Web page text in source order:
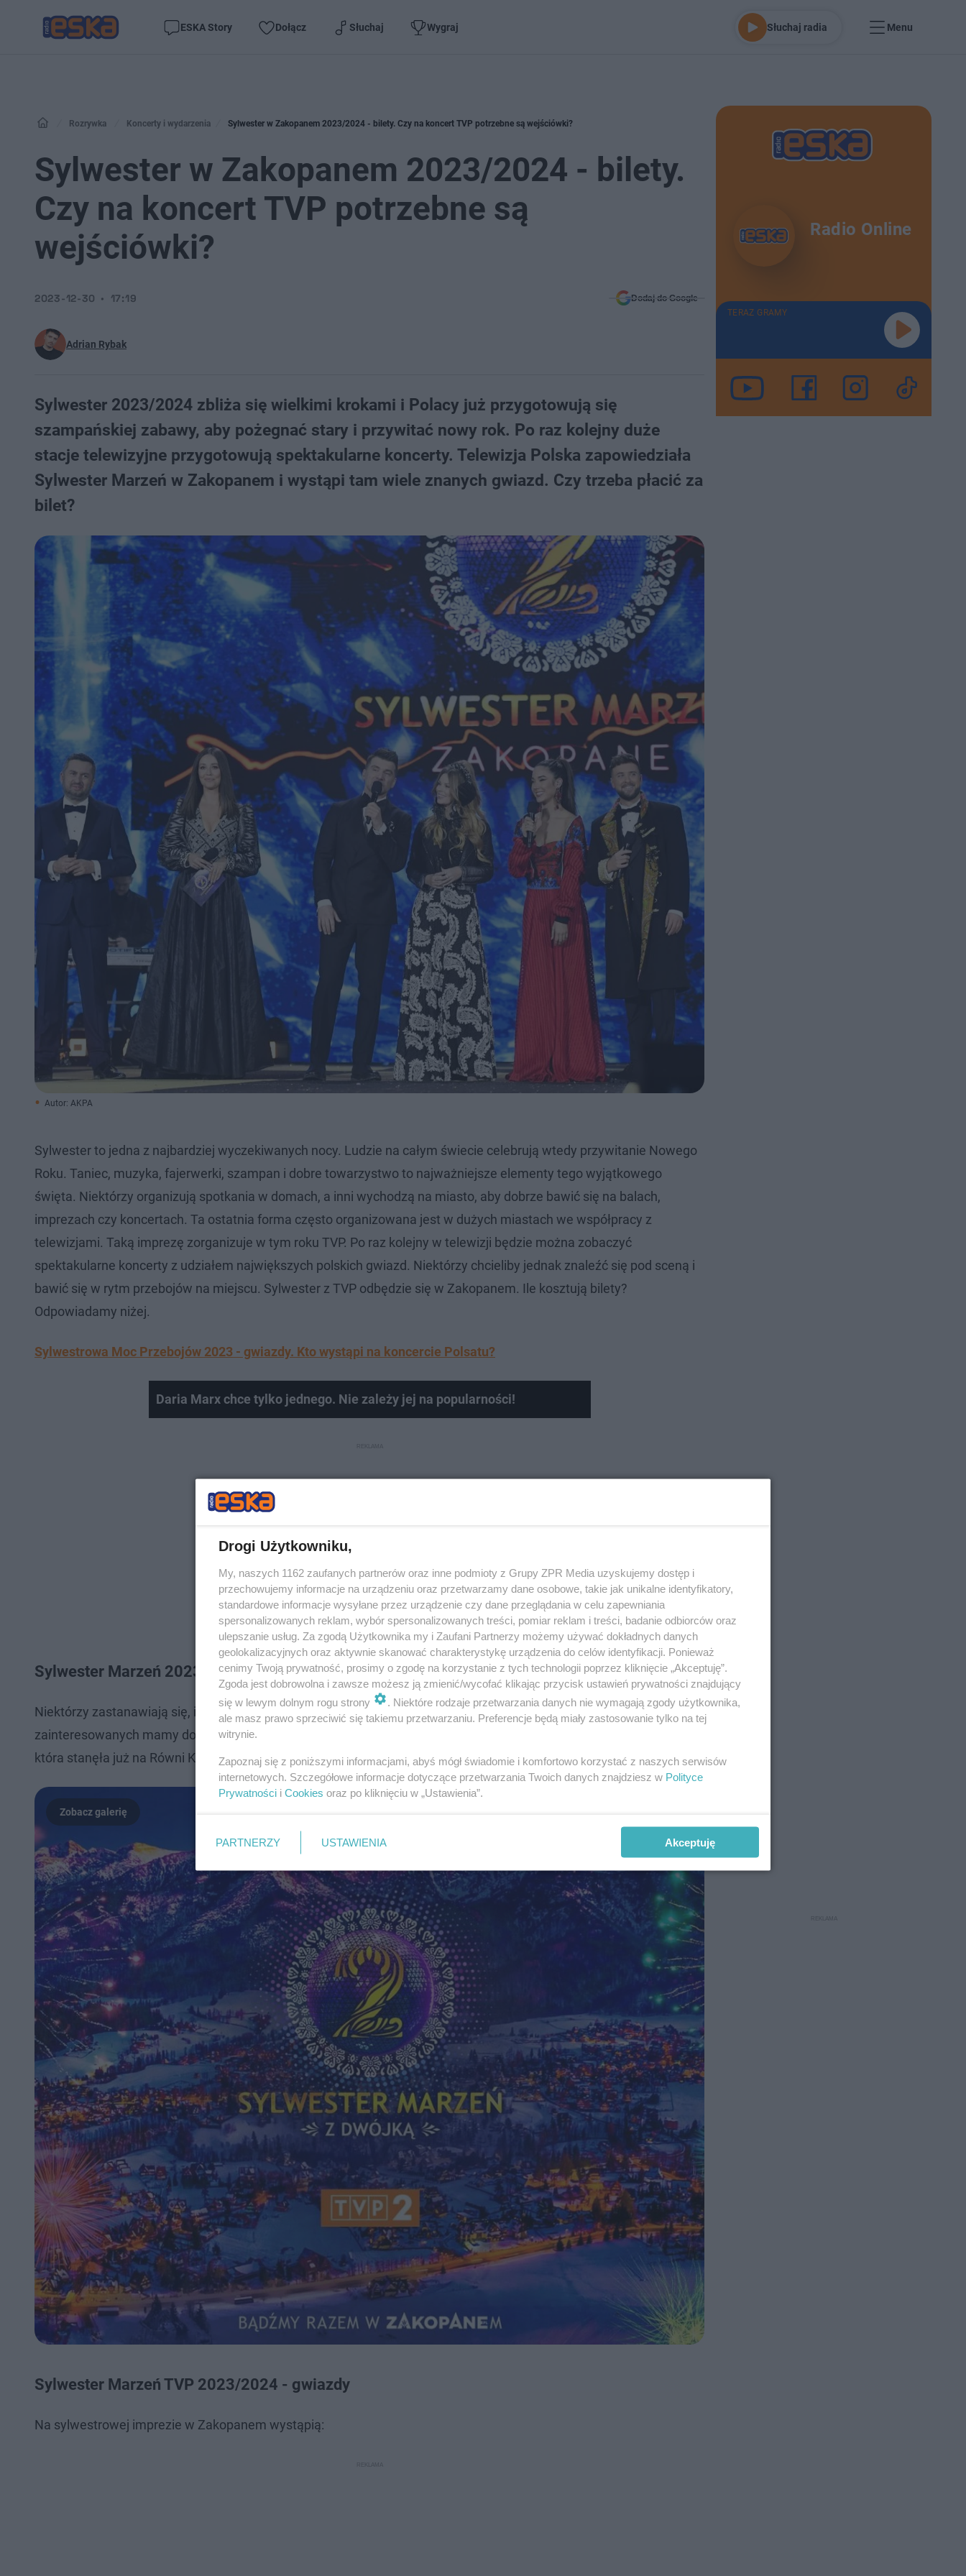
ESKA Story Dołącz Słuchaj Wygraj Słuchaj radia Menu
Rozrywka Koncerty i wydarzenia Sylwester w Zakopanem 2023/2024 - bilety. Czy na koncert TVP potrzebne są wejściówki?
Sylwester w Zakopanem 2023/2024 - bilety.
Czy na koncert TVP potrzebne są
wejściówki?
Adrian Rybak
2023-12-30 17:19 Dodaj do Google
Sylwester 2023/2024 zbliża się wielkimi krokami i Polacy już przygotowują się
szampańskiej zabawy, aby pożegnać stary i przywitać nowy rok. Po raz kolejny duże
stacje telewizyjne przygotowują spektakularne koncerty. Telewizja Polska zapowiedziała
Sylwester Marzeń w Zakopanem i wystąpi tam wiele znanych gwiazd. Czy trzeba płacić za
bilet?
Autor: AKPA
Sylwester to jedna z najbardziej wyczekiwanych nocy. Ludzie na całym świecie celebrują wtedy przywitanie Nowego
Roku. Taniec, muzyka, fajerwerki, szampan i dobre towarzystwo to najważniejsze elementy tego wyjątkowego
święta. Niektórzy organizują spotkania w domach, a inni wychodzą na miasto, aby dobrze bawić się na balach,
imprezach czy koncertach. Ta ostatnia forma często organizowana jest w dużych miastach we współpracy z
telewizjami. Taką imprezę zorganizuje w tym roku TVP. Po raz kolejny w telewizji będzie można zobaczyć
spektakularne koncerty z udziałem największych polskich gwiazd. Niektórzy chcieliby jednak znaleźć się pod sceną i
bawić się w rytm przebojów na miejscu. Sylwester z TVP odbędzie się w Zakopanem. Ile kosztują bilety?
Odpowiadamy niżej.
Sylwestrowa Moc Przebojów 2023 - gwiazdy. Kto wystąpi na koncercie Polsatu?
Daria Marx chce tylko jednego. Nie zależy jej na popularności!
Sylwester Marzeń 2023/2024 - bilety
Niektórzy zastanawiają się, ile kosztują bilety wejściowe na Sylwester z TVP w Zakopanem. Dla wszystkich
zainteresowanych mamy dobre informacje - impreza jest całkowicie darmowa! Wystarczy pojawić się pod sceną,
która stanęła już na Równi Kurpowej. Start imprezy o godzinie 19:50.
Sylwester Marzeń TVP 2023/2024 - gwiazdy
Na sylwestrowej imprezie w Zakopanem wystąpią:
Radio Online
TERAZ GRAMY
Drogi Użytkowniku,
My, naszych 1162 zaufanych partnerów oraz inne podmioty z Grupy ZPR Media uzyskujemy dostęp i
przechowujemy informacje na urządzeniu oraz przetwarzamy dane osobowe, takie jak unikalne identyfikatory,
standardowe informacje wysyłane przez urządzenie czy dane przeglądania w celu zapewniania
spersonalizowanych reklam, wybór spersonalizowanych treści, pomiar reklam i treści, badanie odbiorców oraz
ulepszanie usług. Za zgodą Użytkownika my i Zaufani Partnerzy możemy używać dokładnych danych
geolokalizacyjnych oraz aktywnie skanować charakterystykę urządzenia do celów identyfikacji. Ponieważ
cenimy Twoją prywatność, prosimy o zgodę na korzystanie z tych technologii poprzez kliknięcie „Akceptuję”.
Zgoda jest dobrowolna i zawsze możesz ją zmienić/wycofać klikając przycisk ustawień prywatności znajdujący
się w lewym dolnym rogu strony
. Niektóre rodzaje przetwarzania danych nie wymagają zgody użytkownika,
ale masz prawo sprzeciwić się takiemu przetwarzaniu. Preferencje będą miały zastosowanie tylko na tej
witrynie.
Zapoznaj się z poniższymi informacjami, abyś mógł świadomie i komfortowo korzystać z naszych serwisów
internetowych. Szczegółowe informacje dotyczące przetwarzania Twoich danych znajdziesz w Polityce
Prywatności i Cookies oraz po kliknięciu w „Ustawienia”.
PARTNERZY USTAWIENIA Akceptuję